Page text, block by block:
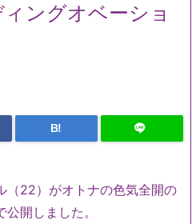
ングオベーショ
B!
（22）がオトナの色気全開の
開しました。